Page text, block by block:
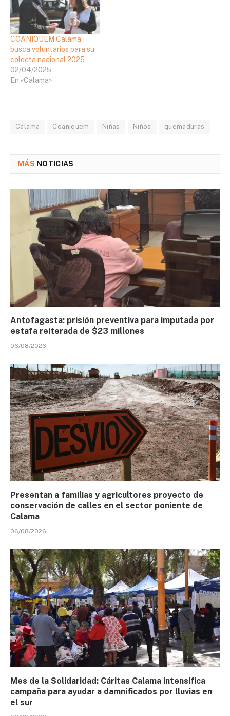
COANIQUEM Calama
busca voluntarios para su
colecta nacional 2025
02/04/2025
En «Calama»
Calama Coaniquem Niñas Niños quemaduras
MÁS NOTICIAS
Antofagasta: prisión preventiva para imputada por
estafa reiterada de $23 millones
06/08/2026
Presentan a familias y agricultores proyecto de
conservación de calles en el sector poniente de
Calama
06/08/2026
Mes de la Solidaridad: Cáritas Calama intensifica
campaña para ayudar a damnificados por lluvias en
el sur